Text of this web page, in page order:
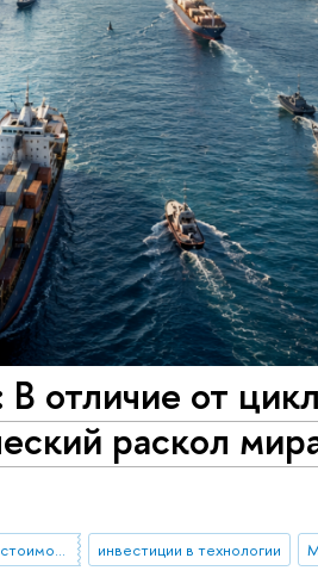
отличие от
раскол
глоабльные цепочки создания стоимости инвестиции в технологии